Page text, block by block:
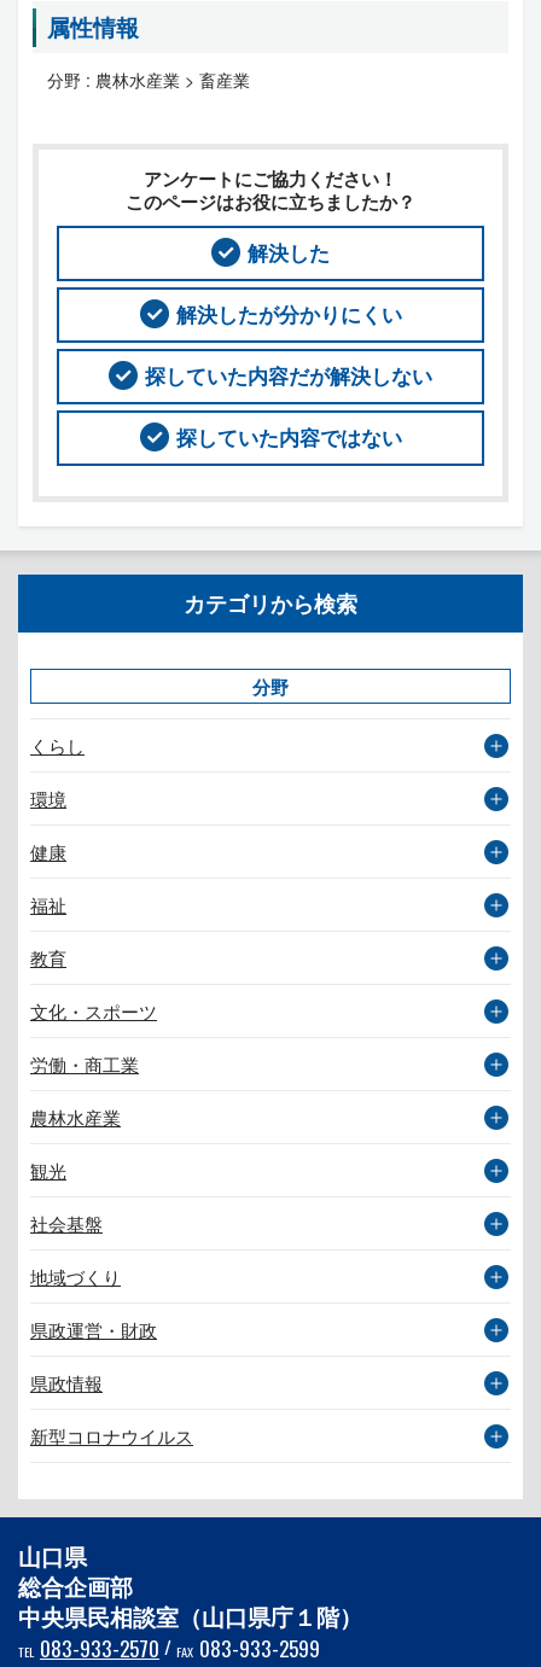
属性情報
分野 : 農林水産業 > 畜産業
アンケートにご協力ください！
このページはお役に立ちましたか？
解決した
解決したが分かりにくい
探していた内容だが解決しない
探していた内容ではない
カテゴリから検索
分野
くらし
環境
健康
福祉
教育
文化・スポーツ
労働・商工業
農林水産業
観光
社会基盤
地域づくり
県政運営・財政
県政情報
新型コロナウイルス
山口県
総合企画部
中央県民相談室（山口県庁１階）
TEL 083-933-2570 / FAX 083-933-2599